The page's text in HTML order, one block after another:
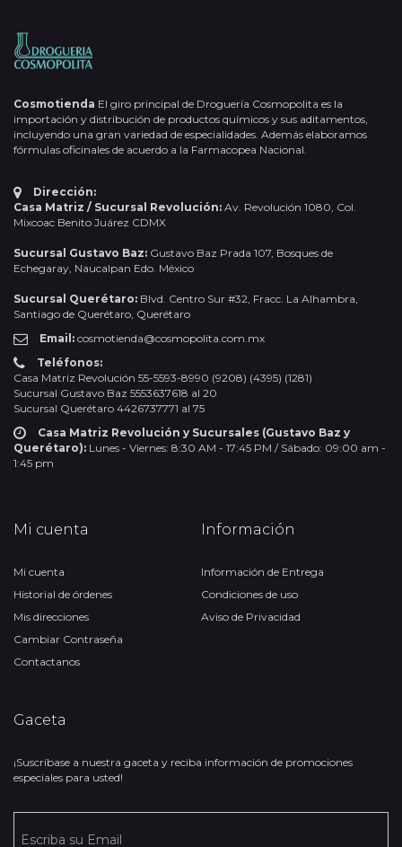
Cosmotienda El giro principal de Droguería Cosmopolita es la
importación y distribución de productos químicos y sus aditamentos,
incluyendo una gran variedad de especialidades. Además elaboramos
fórmulas oficinales de acuerdo a la Farmacopea Nacional.
Dirección:
Casa Matriz / Sucursal Revolución: Av. Revolución 1080, Col.
Mixcoac Benito Juárez CDMX
Sucursal Gustavo Baz: Gustavo Baz Prada 107, Bosques de
Echegaray, Naucalpan Edo. México
Sucursal Querétaro: Blvd. Centro Sur #32, Fracc. La Alhambra,
Santiago de Querétaro, Querétaro
Email: cosmotienda@cosmopolita.com.mx
Teléfonos:
Casa Matriz Revolución 55-5593-8990 (9208) (4395) (1281)
Sucursal Gustavo Baz 5553637618 al 20
Sucursal Querétaro 4426737771 al 75
Casa Matriz Revolución y Sucursales (Gustavo Baz y
Querétaro): Lunes - Viernes: 8:30 AM - 17:45 PM / Sábado: 09:00 am -
1:45 pm
Mi cuenta
Mi cuenta
Historial de órdenes
Mis direcciones
Cambiar Contraseña
Contactanos
Información
Información de Entrega
Condiciones de uso
Aviso de Privacidad
Gaceta
¡Suscríbase a nuestra gaceta y reciba información de promociones
especiales para usted!